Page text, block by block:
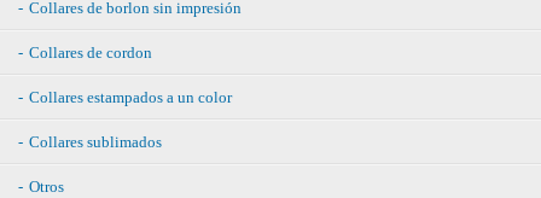
Collares de borlon sin impresión
Collares de cordon
Collares estampados a un color
Collares sublimados
Otros